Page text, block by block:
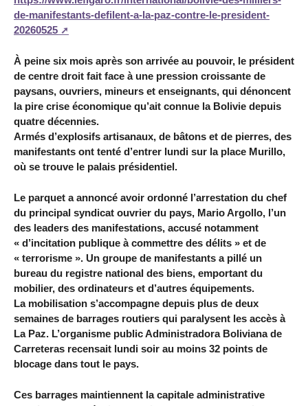
de-manifestants-defilent-a-la-paz-contre-le-president-
20260525
À peine six mois après son arrivée au pouvoir, le président
de centre droit fait face à une pression croissante de
paysans, ouvriers, mineurs et enseignants, qui dénoncent
la pire crise économique qu’ait connue la Bolivie depuis
quatre décennies.
Armés d’explosifs artisanaux, de bâtons et de pierres, des
manifestants ont tenté d’entrer lundi sur la place Murillo,
où se trouve le palais présidentiel.
Le parquet a annoncé avoir ordonné l’arrestation du chef
du principal syndicat ouvrier du pays, Mario Argollo, l’un
des leaders des manifestations, accusé notamment
« d’incitation publique à commettre des délits » et de
« terrorisme ». Un groupe de manifestants a pillé un
bureau du registre national des biens, emportant du
mobilier, des ordinateurs et d’autres équipements.
La mobilisation s’accompagne depuis plus de deux
semaines de barrages routiers qui paralysent les accès à
La Paz. L’organisme public Administradora Boliviana de
Carreteras recensait lundi soir au moins 32 points de
blocage dans tout le pays.
Ces barrages maintiennent la capitale administrative